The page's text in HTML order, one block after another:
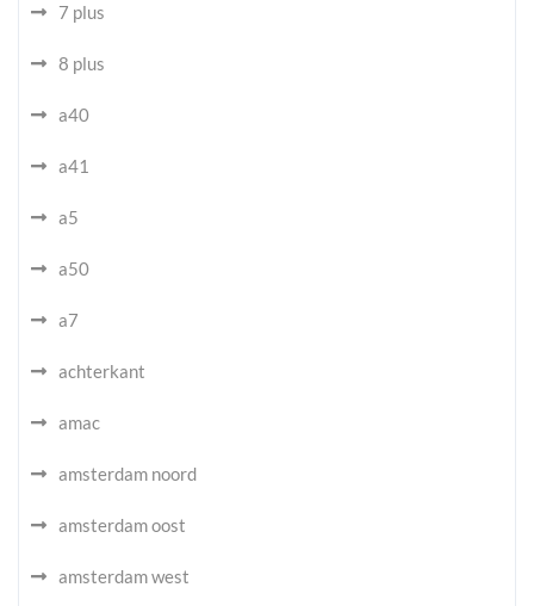
7 plus
8 plus
a40
a41
a5
a50
a7
achterkant
amac
amsterdam noord
amsterdam oost
amsterdam west